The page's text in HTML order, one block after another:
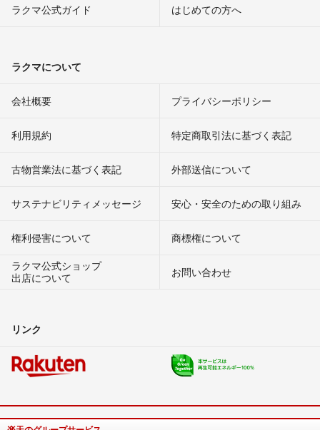
ラクマ公式ガイド はじめての方へ
ラクマについて
会社概要 プライバシーポリシー
利用規約 特定商取引法に基づく表記
古物営業法に基づく表記 外部送信について
サステナビリティメッセージ 安心・安全のための取り組み
権利侵害について
商標権について
ラクマ公式ショップ
出店について
お問い合わせ
リンク